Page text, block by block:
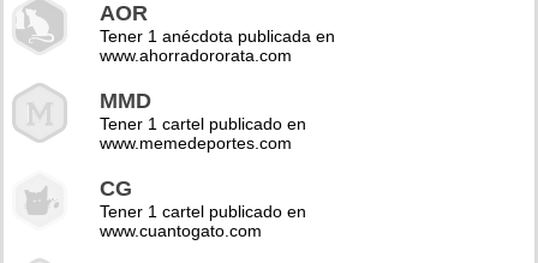
AOR
Tener 1 anécdota publicada en
www.ahorradororata.com
MMD
Tener 1 cartel publicado en
www.memedeportes.com
CG
Tener 1 cartel publicado en
www.cuantogato.com